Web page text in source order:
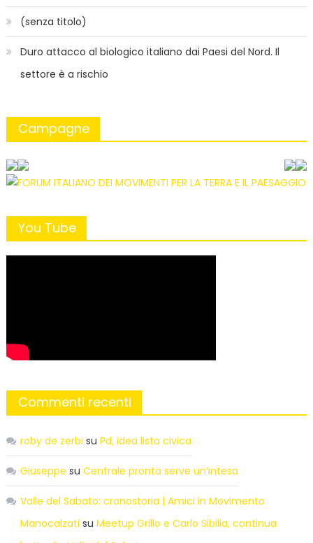
(senza titolo)
Duro attacco al biologico italiano dai Paesi del Nord. Il
settore è a rischio
Campagne
You Tube
Commenti recenti
roby de zerbi su Pd, idea lista civica
Giuseppe su Centrale pronta serve un’intesa
Valle del Sabato: cronostoria | Amici in Movimento
Manocalzati su Meetup Grillo e Carlo Sibilia, continua